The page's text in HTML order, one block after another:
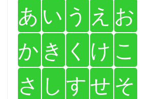
あ い う え お
か き く け こ
さ し すせ そ